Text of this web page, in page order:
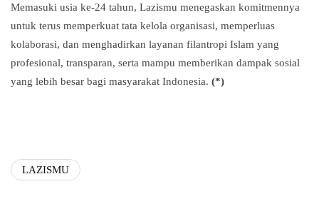
Memasuki usia ke-24 tahun, Lazismu menegaskan komitmennya
untuk terus memperkuat tata kelola organisasi, memperluas
kolaborasi, dan menghadirkan layanan filantropi Islam yang
profesional, transparan, serta mampu memberikan dampak sosial
yang lebih besar bagi masyarakat Indonesia. (*)
LAZISMU